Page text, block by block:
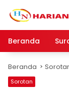
Beranda
Beranda
Sorotan